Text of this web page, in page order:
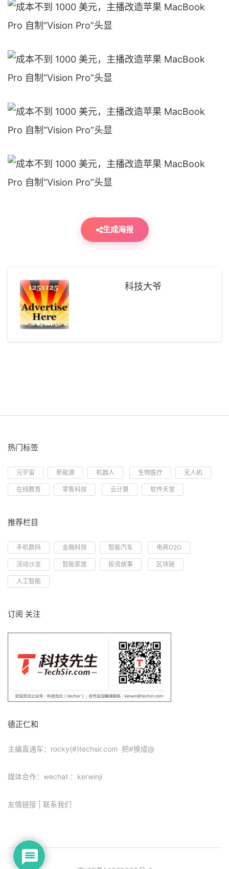
生成海报
科技大爷
热门标签
元宇宙 新能源 机器人 生物医疗 无人机
在线教育 零售科技 云计算 软件天堂
推荐栏目
手机数码 金融科技 智能汽车 电商O2O
活动沙龙 智能家居 投资故事 区块链
人工智能
订阅 关注
德正仁和
主编直通车：rocky(#)techsir.com 把#换成@
媒体合作：wechat ：kerwinji
友情链接 联系我们